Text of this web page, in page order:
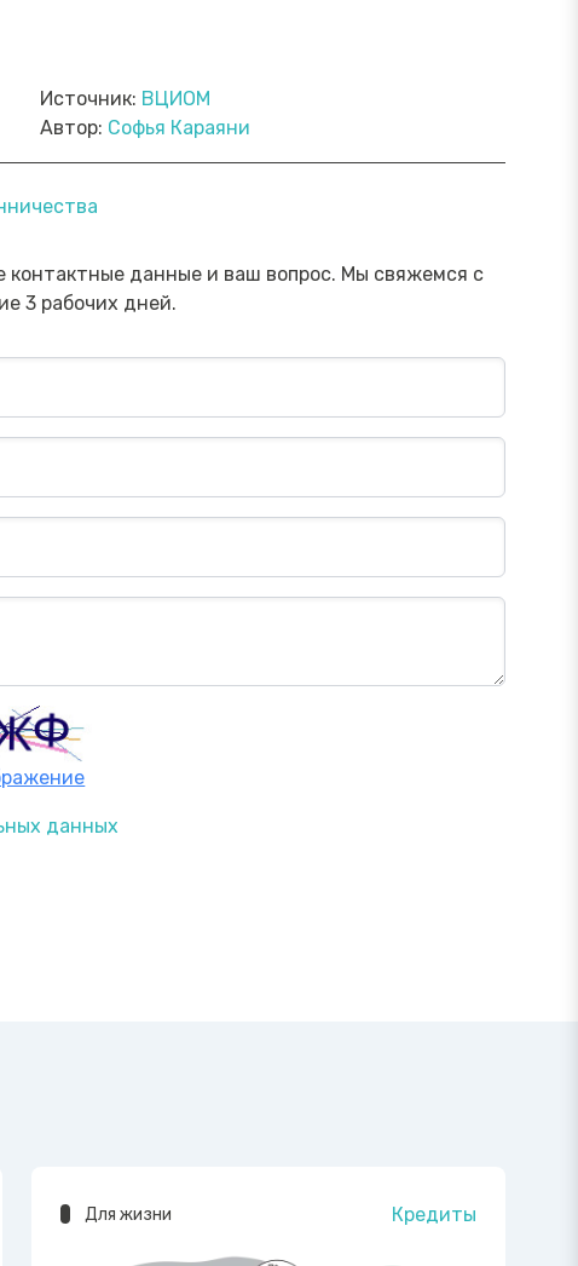
Источник: ВЦИОМ
Автор: Софья Караяни
контактные данные и ваш вопрос. Мы свяжемся с
3 рабочих дней.
данных
которые помогут обезопасить
Посмотреть→
Для жизни Кредиты